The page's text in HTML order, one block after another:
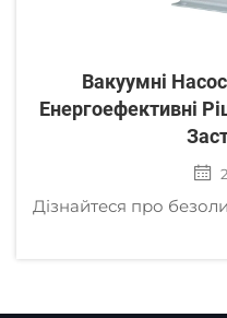
Вакуумні
Енергоефективні